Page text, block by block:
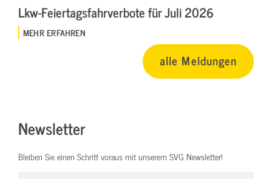
Lkw-Feiertagsfahrverbote für Juli 2026
MEHR ERFAHREN
alle Meldungen
Newsletter
Bleiben Sie einen Schritt voraus mit unserem SVG Newsletter!